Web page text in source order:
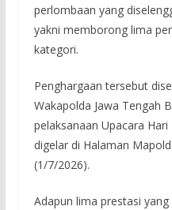
perlombaan yang
yakni memborong lima
kategori.
Penghargaan tersebut
Wakapolda Jawa Tengah
pelaksanaan Upacara
digelar di Halaman
(1/7/2026).
Adapun lima prestasi